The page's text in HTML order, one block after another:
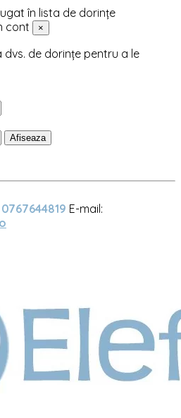
în lista de dorințe
cont
×
dvs. de dorințe pentru a le
Afiseaza
0767644819 E-mail: